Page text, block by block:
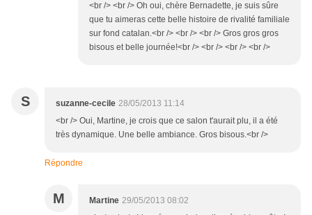
<br /> <br /> Oh oui, chère Bernadette, je suis sûre
que tu aimeras cette belle histoire de rivalité familiale
sur fond catalan.<br /> <br /> <br /> Gros gros gros
bisous et belle journée!<br /> <br /> <br /> <br />
S suzanne-cecile 28/05/2013 11:14
<br /> Oui, Martine, je crois que ce salon t'aurait plu, il a été
très dynamique. Une belle ambiance. Gros bisous.<br />
Répondre
M Martine 29/05/2013 08:02